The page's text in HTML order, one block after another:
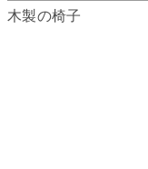
木製の椅子